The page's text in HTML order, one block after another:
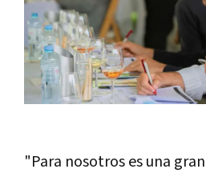
"Para nosotros es una